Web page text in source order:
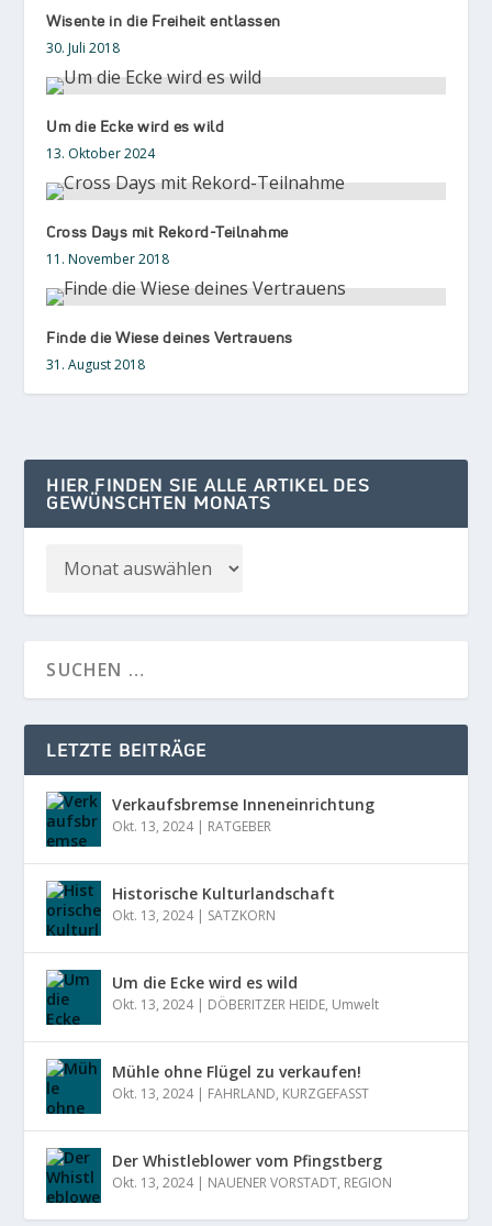
Wisente in die Freiheit entlassen
30. Juli 2018
Um die Ecke wird es wild
13. Oktober 2024
Cross Days mit Rekord-Teilnahme
11. November 2018
Finde die Wiese deines Vertrauens
31. August 2018
HIER FINDEN SIE ALLE ARTIKEL DES
GEWÜNSCHTEN MONATS
LETZTE BEITRÄGE
Verkaufsbremse Inneneinrichtung
Okt. 13, 2024| RATGEBER
Historische Kulturlandschaft
Okt. 13, 2024| SATZKORN
Um die Ecke wird es wild
Okt. 13, 2024| DÖBERITZER HEIDE, Umwelt
Mühle ohne Flügel zu verkaufen!
Okt. 13, 2024| FAHRLAND, KURZGEFASST
Der Whistleblower vom Pfingstberg
Okt. 13, 2024| NAUENER VORSTADT, REGION